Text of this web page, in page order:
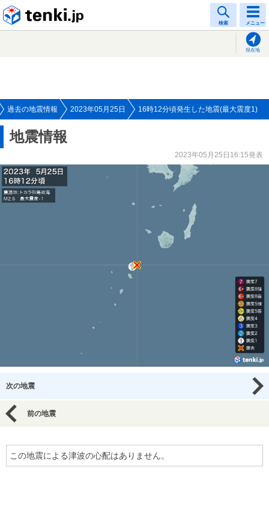
検索 メニュー
現在地
過去の地震情報 2023年05月25日 16時12分頃発生した地震(最大震度1)
地震情報
2023年05月25日16:15発表
次の地震
前の地震
この地震による津波の心配はありません。